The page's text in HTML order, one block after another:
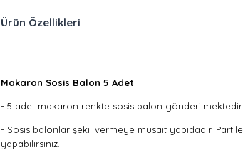
Ürün Özellikleri
Makaron Sosis Balon 5 Adet
- 5 adet makaron renkte sosis balon gönderilmektedir.
- Sosis balonlar şekil vermeye müsait yapıdadır.
yapabilirsiniz.